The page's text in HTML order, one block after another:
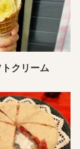
クリーム